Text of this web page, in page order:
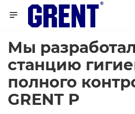
Мы
станцию
полного
GRENT P